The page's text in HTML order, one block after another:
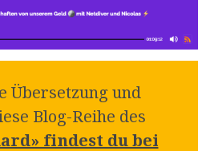
Übersetzung und
Blog-Reihe des
findest du bei